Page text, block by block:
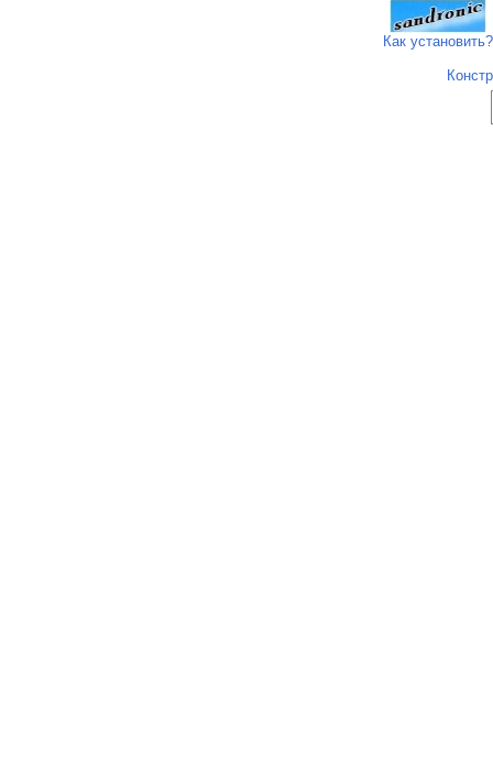
Как установить?